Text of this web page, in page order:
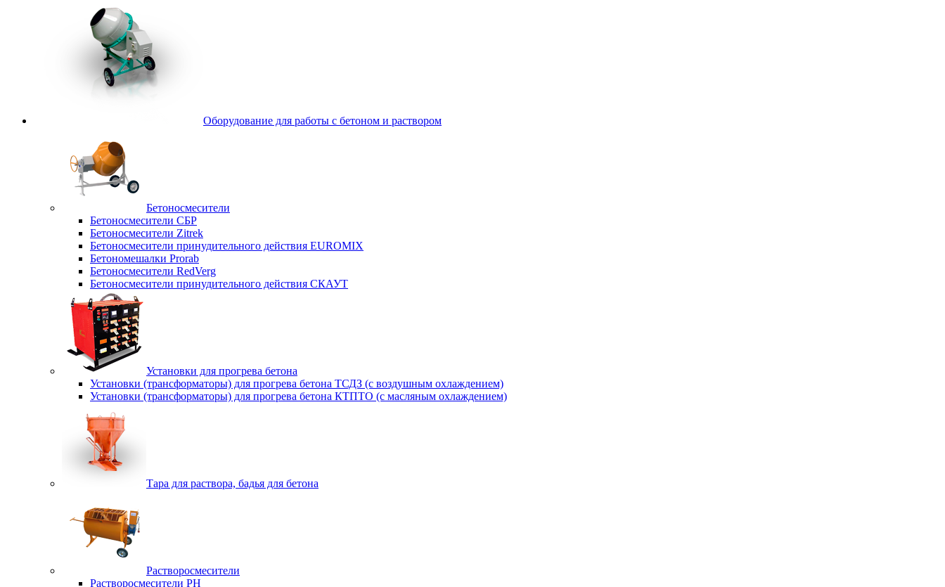
Оборудование для работы с бетоном и раствором
Бетоносмесители
Бетоносмесители СБР
Бетоносмесители Zitrek
Бетоносмесители принудительного действия EUROMIX
Бетономешалки Prorab
Бетоносмесители RedVerg
Бетоносмесители принудительного действия СКАУТ
Установки для прогрева бетона
Установки (трансформаторы) для прогрева бетона ТСДЗ (c воздушным охлаждением)
Установки (трансформаторы) для прогрева бетона КТПТО (c масляным охлаждением)
Тара для раствора, бадья для бетона
Растворосмесители
Растворосмесители РН